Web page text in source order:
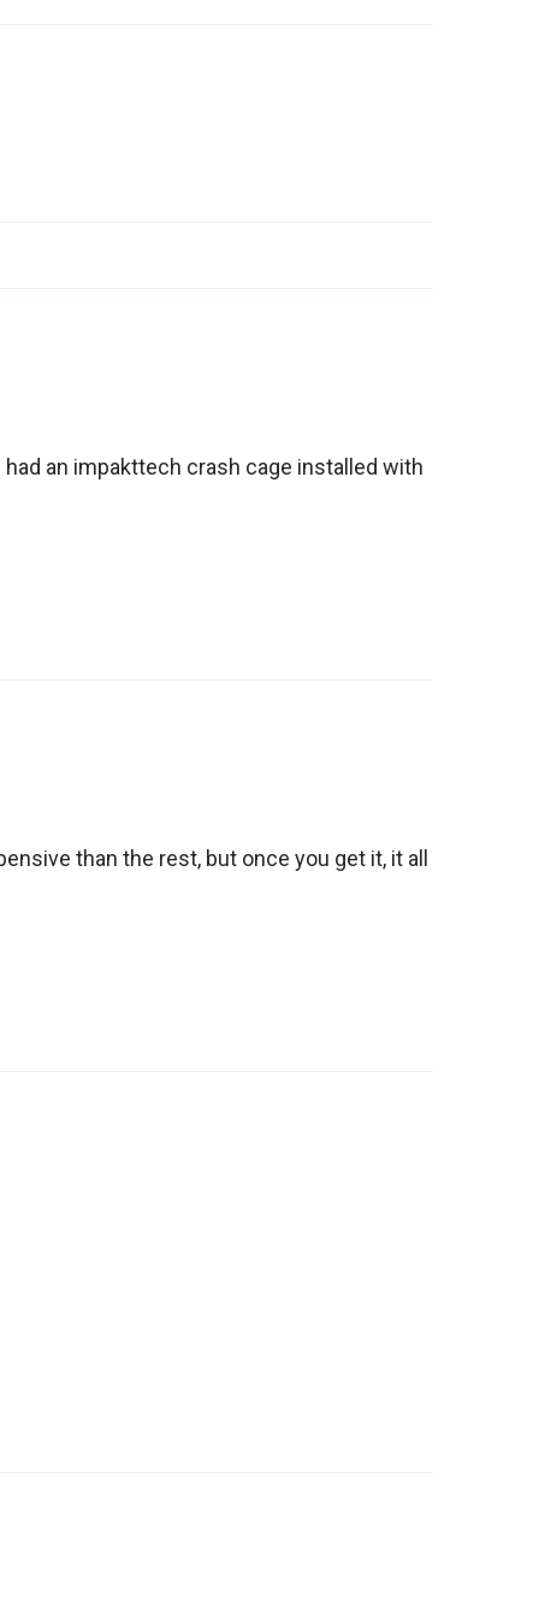
an impakttech crash cage installed with
than the rest, but once you get it, it all